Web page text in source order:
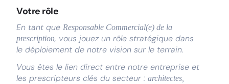
Votre rôle
En tant que Responsable Commercial(e) de la
prescription, vous jouez un rôle stratégique dans
le déploiement de notre vision sur le terrain.
Vous êtes le lien direct entre notre entreprise et
les prescripteurs clés du secteur : architectes,